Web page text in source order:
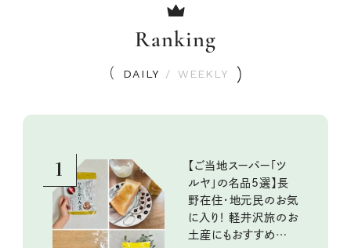
Ranking
DAILY / WEEKLY
1
【ご当地スーパー「ツ
ルヤ」の名品5選】長
野在住・地元民のお気
に入り！ 軽井沢旅のお
土産にもおすすめのお